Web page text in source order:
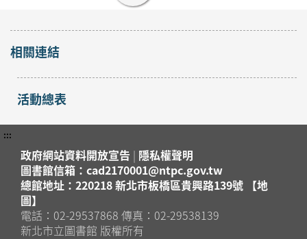
相關連結
活動總表
:::
政府網站資料開放宣告 | 隱私權聲明
圖書館信箱：cad2170001@ntpc.gov.tw
總館地址：220218 新北市板橋區貴興路139號 【地
圖】
電話：02-29537868 傳真：02-29538139
新北市立圖書館 版權所有